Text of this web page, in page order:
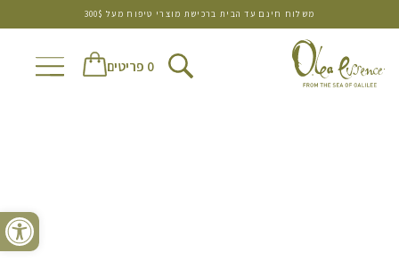
פתח סרגל נגישות
משלוח חינם עד הבית ברכישת מוצרי טיפוח מעל 300$
0 פריטים